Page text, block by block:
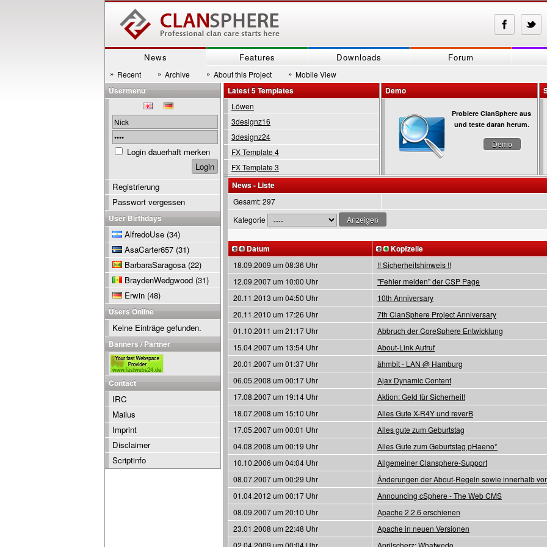
News Features Downloads Forum
» Recent » Archive » About this Project » Mobile View
Latest 5 Templates
Löwen
3designz16
3designz24
FX Template 4
FX Template 3
Demo
Probiere ClanSphere aus
und teste daran herum.
Demo
News - Liste
Gesamt: 297
Kategorie
Datum Kopfzeile
18.09.2009 um 08:36 Uhr
!! Sicherheitshinweis !!
12.09.2007 um 10:00 Uhr
"Fehler melden" der CSP Page
20.11.2013 um 04:50 Uhr
10th Anniversary
20.11.2010 um 17:26 Uhr
7th ClanSphere Project Anniversary
01.10.2011 um 21:17 Uhr
Abbruch der CoreSphere Entwicklung
15.04.2007 um 13:54 Uhr
About-Link Aufruf
20.01.2007 um 01:37 Uhr
ähmbit - LAN @ Hamburg
06.05.2008 um 00:17 Uhr
Ajax Dynamic Content
17.08.2007 um 19:14 Uhr
Aktion: Geld für Sicherheit!
18.07.2008 um 15:10 Uhr
Alles Gute X-R4Y und reverB
17.05.2007 um 00:01 Uhr
Alles gute zum Geburtstag
04.08.2008 um 00:19 Uhr
Alles Gute zum Geburtstag pHaeno*
10.10.2006 um 04:04 Uhr
Allgemeiner Clansphere-Support
08.07.2007 um 00:29 Uhr
Änderungen der About-Regeln sowie innerhalb
01.04.2012 um 00:17 Uhr
Announcing cSphere - The Web CMS
08.09.2007 um 20:10 Uhr
Apache 2.2.6 erschienen
23.01.2008 um 22:48 Uhr
Apache in neuen Versionen
02.04.2009 um 00:04 Uhr
Aprilscherz: Whatwedo
Usermenu
Login dauerhaft merken
Registrierung
Passwort vergessen
User Birthdays
AlfredoUse (34)
AsaCarter657 (31)
BarbaraSaragosa (22)
BraydenWedgwood (31)
Erwin (48)
Users Online
Keine Einträge gefunden.
Banners / Partner
Contact
IRC
Mailus
Imprint
Disclaimer
Scriptinfo